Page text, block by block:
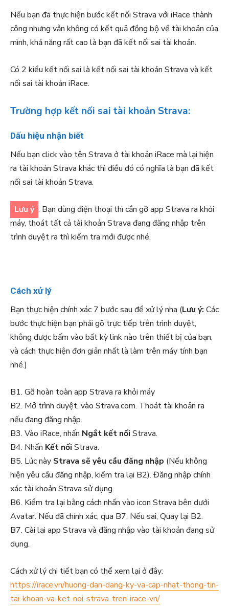
Nếu bạn đã thực hiện bước kết nối Strava với iRace thành
công nhưng vẫn không có kết quả đồng bộ về tài khoản của
mình, khả năng rất cao là bạn đã kết nối sai tài khoản.
Có 2 kiểu kết nối sai là kết nối sai tài khoản Strava và kết
nối sai tài khoản iRace.
Trường hợp kết nối sai tài khoản Strava:
Dấu hiệu nhận biết
Nếu bạn click vào tên Strava ở tài khoản iRace mà lại hiện
ra tài khoản Strava khác thì điều đó có nghĩa là bạn đã kết
nối sai tài khoản Strava.
Lưu ý : Bạn dùng điện thoại thì cần gỡ app Strava ra khỏi
máy, thoát tất cả tài khoản Strava đang đăng nhập trên
trình duyệt ra thì kiểm tra mới được nhé.
Cách xử lý
Bạn thực hiện chính xác 7 bước sau để xử lý nha (Lưu ý: Các
bước thực hiện bạn phải gõ trực tiếp trên trình duyệt,
không được bấm vào bất kỳ link nào trên thiết bị của bạn,
và cách thực hiện đơn giản nhất là làm trên máy tính bạn
nhé.)
B1. Gỡ hoàn toàn app Strava ra khỏi máy
B2. Mở trình duyệt, vào Strava.com. Thoát tài khoản ra
nếu đang đăng nhập.
B3. Vào iRace, nhấn Ngắt kết nối Strava.
B4. Nhấn Kết nối Strava.
B5. Lúc này Strava sẽ yêu cầu đăng nhập (Nếu không
hiện yêu cầu đăng nhập, kiểm tra lại B2). Đăng nhập chính
xác tài khoản Strava sử dụng.
B6. Kiểm tra lại bằng cách nhấn vào icon Strava bên dưới
Avatar. Nếu đã chính xác, qua B7. Nếu sai, Quay lại B2.
B7. Cài lại app Strava và đăng nhập vào tài khoản đang sử
dụng.
Cách xử lý chi tiết bạn có thể xem lại ở đây:
https://irace.vn/huong-dan-dang-ky-va-cap-nhat-thong-tin-
tai-khoan-va-ket-noi-strava-tren-irace-vn/